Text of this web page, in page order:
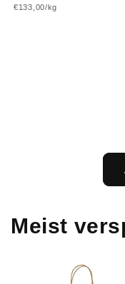
Preis
Grundpreis
€133,00/kg
Meist